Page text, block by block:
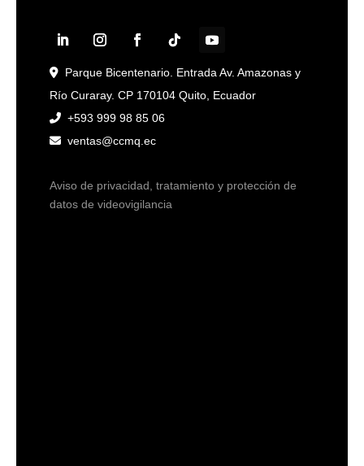
Parque Bicentenario. Entrada Av. Amazonas y
Río Curaray. CP 170104 Quito, Ecuador
+593 999 98 85 06
ventas@ccmq.ec
Aviso de privacidad, tratamiento y protección de
datos de videovigilancia